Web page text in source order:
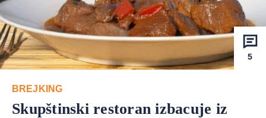
5
BREJKING
Skupštinski restoran izbacuje iz